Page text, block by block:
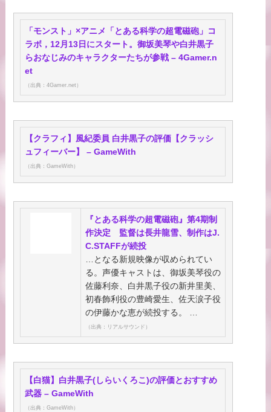
「モンスト」×アニメ「とある科学の超電磁砲」コ
ラボ，12月13日にスタート。御坂美琴や白井黒子
らおなじみのキャラクターたちが参戦 – 4Gamer.n
et
（出典：4Gamer.net）
【クラフィ】風紀委員 白井黒子の評価【クラッシ
ュフィーバー】 – GameWith
（出典：GameWith）
『とある科学の超電磁砲』第4期制
作決定 監督は長井龍雪、制作はJ.
C.STAFFが続投
…となる新規映像が収められてい
る。声優キャストは、御坂美琴役の
佐藤利奈、白井黒子役の新井里美、
初春飾利役の豊崎愛生、佐天涙子役
の伊藤かな恵が続投する。 …
（出典：リアルサウンド）
【白猫】白井黒子(しらいくろこ)の評価とおすすめ
武器 – GameWith
（出典：GameWith）